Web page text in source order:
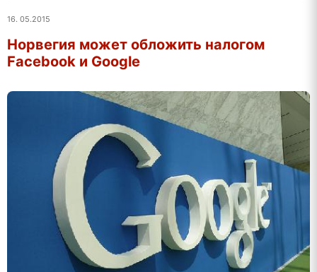
16. 05.2015
Норвегия может обложить налогом
Facebook и Google